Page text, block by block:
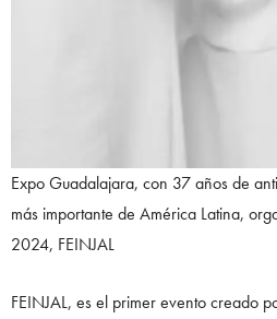
Expo Guadalajara, con 37 años de
más importante de América Latina,
2024, FEINJAL
FEINJAL, es el primer evento creado